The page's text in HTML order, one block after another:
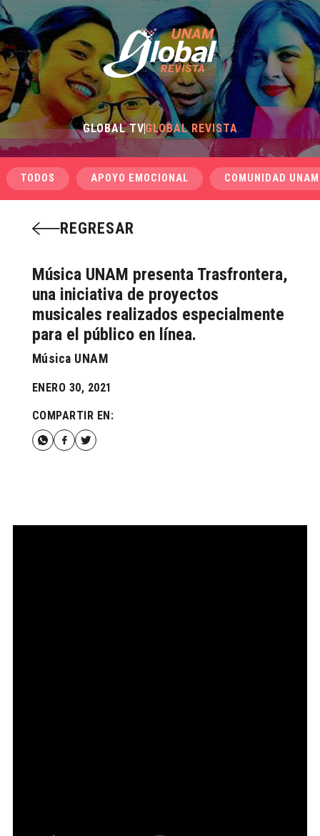
GLOBAL TVGLOBAL REVISTA
TODOS APOYO EMOCIONAL COMUNIDAD UNAM
REGRESAR
Música UNAM presenta Trasfrontera,
una iniciativa de proyectos
musicales realizados especialmente
para el público en línea.
Música UNAM
ENERO 30, 2021
COMPARTIR EN: